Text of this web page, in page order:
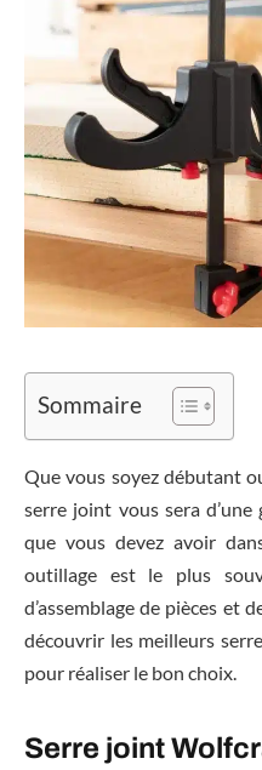
Sommaire
Que vous soyez débutant
serre joint vous sera d’une
que vous devez avoir
outillage est le plus
d’assemblage de pièces et
découvrir les meilleurs
pour réaliser le bon choix.
Serre joint